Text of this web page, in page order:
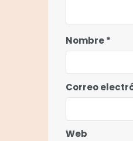
Nombre*
Correo
Web